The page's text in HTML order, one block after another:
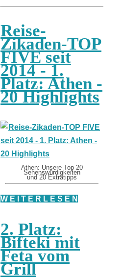
Reise-
Zikaden-TOP
FIVE seit
2014 - 1.
Platz: Athen -
20 Highlights
Athen: Unsere Top 20
Sehenswürdigkeiten
und 20 Extratipps
W E I T E R L E S E N
2. Platz:
Bifteki mit
Feta vom
Grill